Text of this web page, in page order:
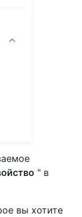
" в
вы хотите